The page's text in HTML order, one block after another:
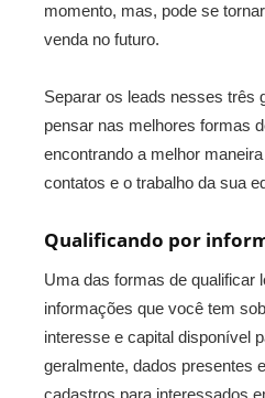
momento, mas, pode se
venda no futuro.
Separar os leads nesses três
pensar nas melhores formas
encontrando a melhor
contatos e o trabalho da sua
Qualificando por
Uma das formas de qualificar
informações que você tem
interesse e capital disponível
geralmente, dados presentes
cadastros para interessados